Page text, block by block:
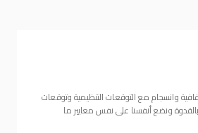
وانسجام مع التوقعات التنظيمية وتوقعات
ونضع أنفسنا على نفس معايير ما